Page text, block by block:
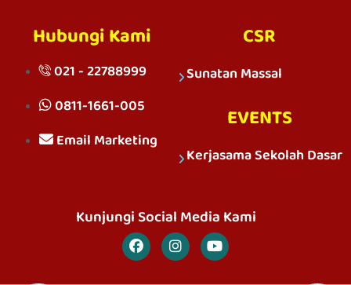
Hubungi Kami
021 - 22788999
0811-1661-005
Email Marketing
CSR
Sunatan Massal
EVENTS
Kerjasama Sekolah Dasar
Kunjungi Social Media Kami